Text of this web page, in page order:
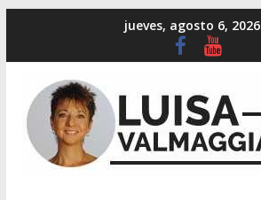
jueves, agosto 6, 2026